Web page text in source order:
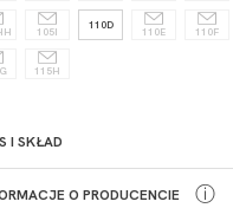
105I
110D
110E 110F
115H
I SKŁAD
O PRODUCENCIE ⓘ